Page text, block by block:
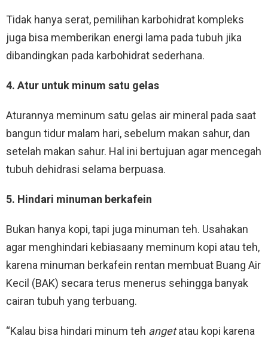
Tidak hanya serat, pemilihan karbohidrat kompleks
juga bisa memberikan energi lama pada tubuh jika
dibandingkan pada karbohidrat sederhana.
4. Atur untuk minum satu gelas
Aturannya meminum satu gelas air mineral pada saat
bangun tidur malam hari, sebelum makan sahur, dan
setelah makan sahur. Hal ini bertujuan agar mencegah
tubuh dehidrasi selama berpuasa.
5. Hindari minuman berkafein
Bukan hanya kopi, tapi juga minuman teh. Usahakan
agar menghindari kebiasaany meminum kopi atau teh,
karena minuman berkafein rentan membuat Buang Air
Kecil (BAK) secara terus menerus sehingga banyak
cairan tubuh yang terbuang.
“Kalau bisa hindari minum teh angetatau kopi karena